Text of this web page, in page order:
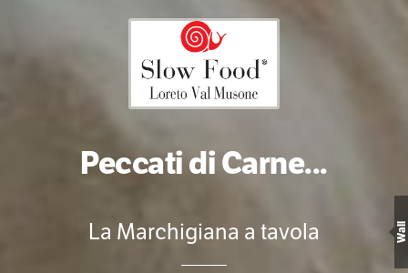
Peccati di Carne...
La Marchigiana a tavola Wall